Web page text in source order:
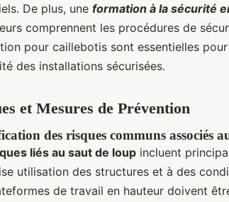
De plus, une formation à la sécurité
comprennent les procédures de
pour caillebotis sont essentielles
des installations sécurisées.
et Mesures de Prévention
des risques communs associés
liés au saut de loup incluent
utilisation des structures et à des
de travail en hauteur doivent